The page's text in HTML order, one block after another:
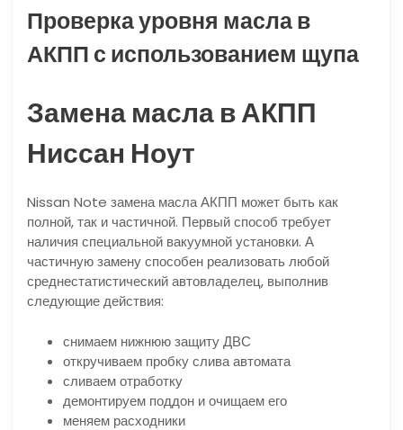
Проверка уровня масла в
АКПП с использованием щупа
Замена масла в АКПП
Ниссан Ноут
Nissan Note замена масла АКПП может быть как
полной, так и частичной. Первый способ требует
наличия специальной вакуумной установки. А
частичную замену способен реализовать любой
среднестатистический автовладелец, выполнив
следующие действия:
снимаем нижнюю защиту ДВС
откручиваем пробку слива автомата
сливаем отработку
демонтируем поддон и очищаем его
меняем расходники